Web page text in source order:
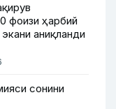
фоизи ҳарбий
аниқланди
сонини